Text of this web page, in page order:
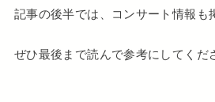
記事の後半では、コンサート情報も
ぜひ最後まで読んで参考にしてくだ